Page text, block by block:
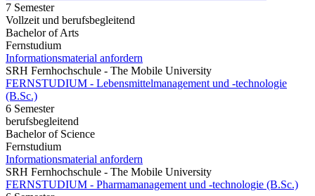
7 Semester
Vollzeit und berufsbegleitend
Bachelor of Arts
Fernstudium
Informationsmaterial anfordern
SRH Fernhochschule - The Mobile University
FERNSTUDIUM - Lebensmittelmanagement und -technologie
(B.Sc.)
6 Semester
berufsbegleitend
Bachelor of Science
Fernstudium
Informationsmaterial anfordern
SRH Fernhochschule - The Mobile University
FERNSTUDIUM - Pharmamanagement und -technologie (B.Sc.)